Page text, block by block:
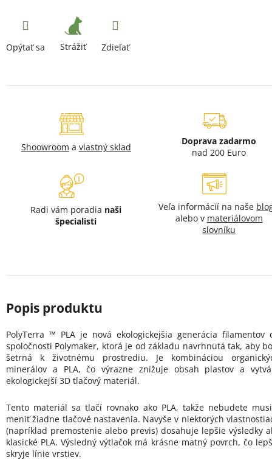
Opýtať sa Strážiť Zdieľať
Shoowroom a vlastný sklad
Doprava zadarmo
nad 200 Euro
Radi vám poradia naši
špecialisti
Veľa informácií na naše
alebo v materiálovom
slovníku
PolyTerra ™ PLA je nová ekologickejšia generácia filamentov
spoločnosti Polymaker, ktorá je od základu navrhnutá tak, aby
šetrná k životnému prostrediu. Je kombináciou
minerálov a PLA, čo výrazne znižuje obsah plastov a
ekologickejší 3D tlačový materiál.
Tento materiál sa tlačí rovnako ako PLA, takže nebudete
meniť žiadne tlačové nastavenia. Navyše v niektorých
(napríklad premostenie alebo previs) dosahuje lepšie výsledky
klasické PLA. Výsledný výtlačok má krásne matný povrch, čo
skryje línie vrstiev.